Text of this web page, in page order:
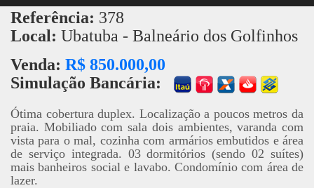
Referência: 378
Local: Ubatuba - Balneário dos Golfinhos
Venda: R$ 850.000,00
Simulação Bancária:
Ótima cobertura duplex. Localização a poucos metros da
praia. Mobiliado com sala dois ambientes, varanda com
vista para o mal, cozinha com armários embutidos e área
de serviço integrada. 03 dormitórios (sendo 02 suítes)
mais banheiros social e lavabo. Condomínio com área de
lazer.